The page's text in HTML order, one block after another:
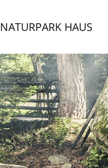
NATURPARK HAUS